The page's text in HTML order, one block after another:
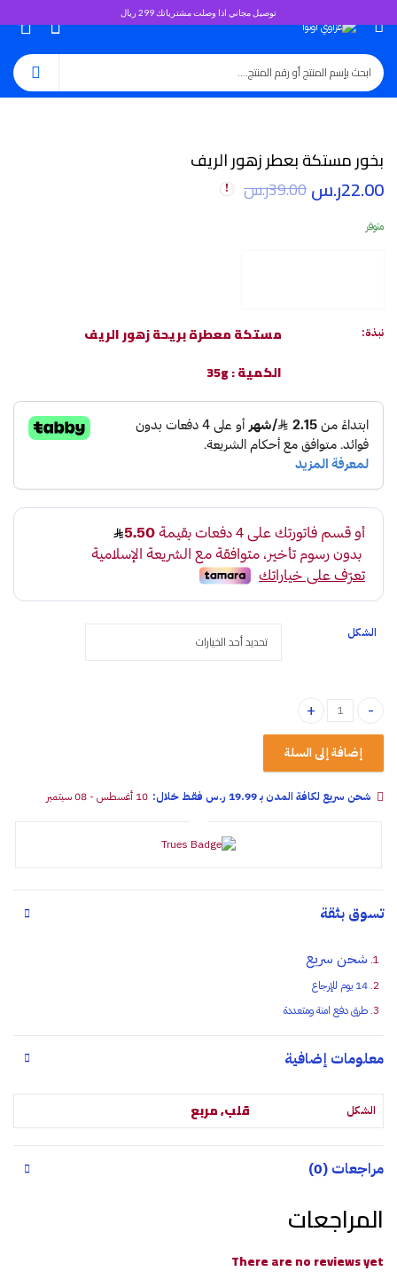
توصيل مجاني اذا وصلت مشترياتك 299 ريال
بخور مستكة بعطر زهور الريف
22.00ر.س39.00ر.س
متوفر
نبذة:
مستكة معطرة بريحة زهور الريف
الكمية : 35g
الشكل
بخور مستكة بعطر زهور الريف quantity
إضافة إلى السلة
شحن سريع لكافة المدن بـ 19.99 ر.س فقـط خلال: 10 أغسطس - 08 سبتمبر
تسوق بثقة
شحن سريع
14 يوم للإرجاع
طرق دفع امنة ومتعددة
معلومات إضافية
الشكل قلب, مربع
مراجعات (0)
المراجعات
There are no reviews yet